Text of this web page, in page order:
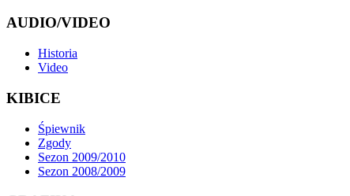
AUDIO/VIDEO
Historia
Video
KIBICE
Śpiewnik
Zgody
Sezon 2009/2010
Sezon 2008/2009